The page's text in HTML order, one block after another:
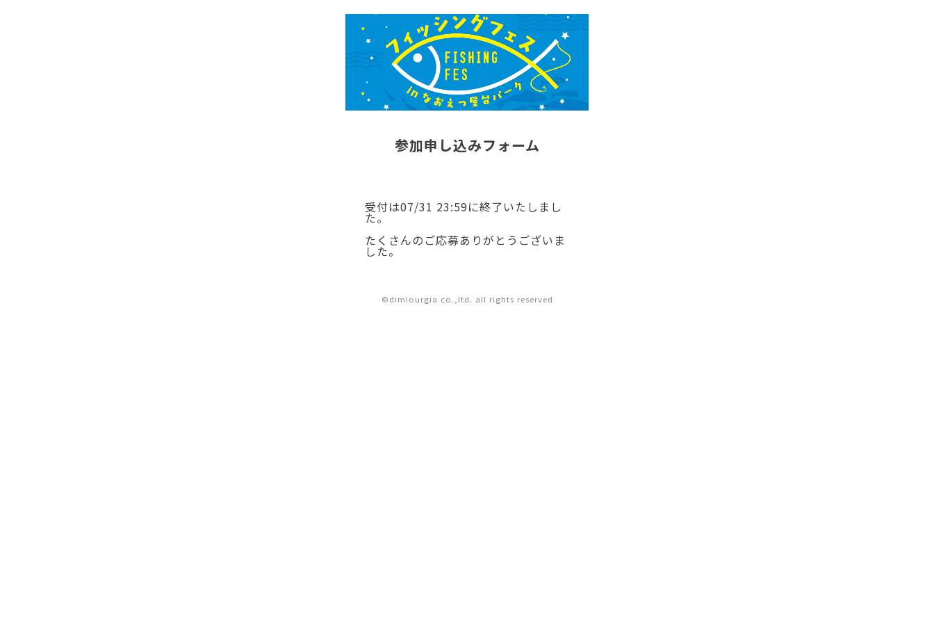
参加申し込みフォーム
受付は07/31 23:59に終了いたしまし
た。
たくさんのご応募ありがとうございま
した。
©dimiourgia co.,ltd. all rights reserved